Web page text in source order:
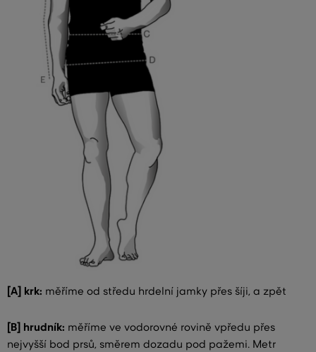
[A] krk: měříme od středu hrdelní jamky přes šíji, a zpět
[B] hrudník: měříme ve vodorovné rovině vpředu přes
nejvyšší bod prsů, směrem dozadu pod pažemi. Metr